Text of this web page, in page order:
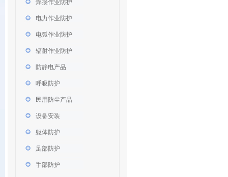
焊接作业防护
电力作业防护
电弧作业防护
辐射作业防护
防静电产品
呼吸防护
民用防尘产品
设备安装
躯体防护
足部防护
手部防护